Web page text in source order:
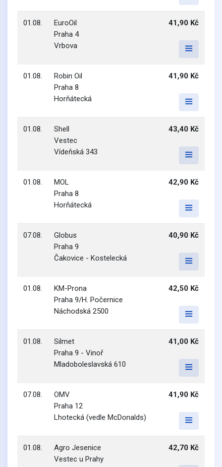
01.08.
EuroOil
Praha 4
Vrbova
41,90 Kč
01.08.
Robin Oil
Praha 8
Horňátecká
41,90 Kč
01.08.
Shell
Vestec
Vídeňská 343
43,40 Kč
01.08.
MOL
Praha 8
Horňátecká
42,90 Kč
07.08.
Globus
Praha 9
Čakovice - Kostelecká
40,90 Kč
01.08.
KM-Prona
Praha 9/H. Počernice
Náchodská 2500
42,50 Kč
01.08.
Silmet
Praha 9 - Vinoř
Mladoboleslavská 610
41,00 Kč
07.08.
OMV
Praha 12
Lhotecká (vedle McDonalds)
41,90 Kč
01.08.
Agro Jesenice
Vestec u Prahy
42,70 Kč